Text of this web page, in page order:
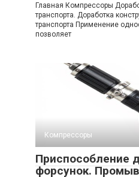
Главная Компрессоры
транспорта. Доработка
транспорта Применение
позволяет
Компрессоры
Приспособление
форсунок.